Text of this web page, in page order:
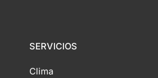
SERVICIOS
Clima